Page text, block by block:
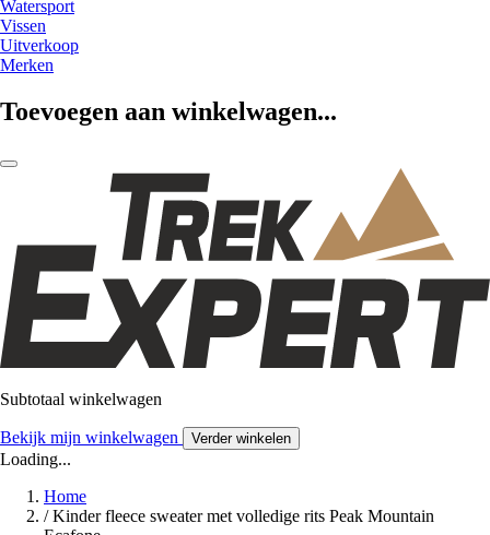
Watersport
Vissen
Uitverkoop
Merken
Toevoegen aan winkelwagen...
Subtotaal winkelwagen
Bekijk mijn winkelwagen Verder winkelen
Loading...
Home
/ Kinder fleece sweater met volledige rits Peak Mountain